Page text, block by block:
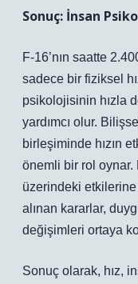
Sonuç: İnsan
F-16’nın saatte
sadece bir fiziksel
psikolojisinin hızla
yardımcı olur.
birleşiminde hızın
önemli bir rol oynar.
üzerindeki
alınan kararlar,
değişimleri ortaya
Sonuç olarak, hız,